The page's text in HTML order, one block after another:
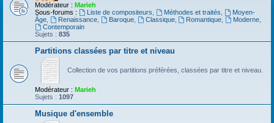
Modérateur : Marieh
Sous-forums :
Liste de compositeurs Méthodes et traités
Moyen-
Âge
Renaissance, Baroque, Classique, Romantique Moderne
Contemporain
Sujets : 835
Partitions classées par titre et niveau
Collection de vos partitions préférées, classées par titre et niveau.
Modérateur : Marieh
Sujets : 1097
Musique d'ensemble